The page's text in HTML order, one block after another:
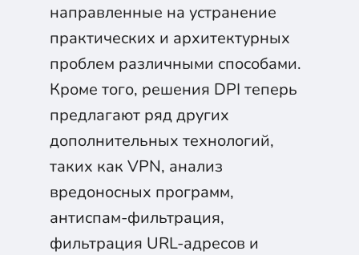
направленные на устранение
практических и архитектурных
проблем различными способами.
Кроме того, решения DPI теперь
предлагают ряд других
дополнительных технологий,
таких как VPN, анализ
вредоносных программ,
антиспам-фильтрация,
фильтрация URL-адресов и